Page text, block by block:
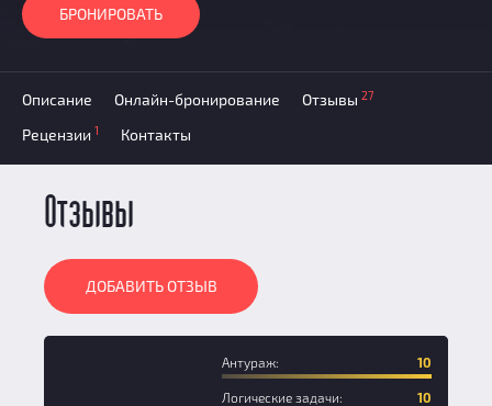
БРОНИРОВАТЬ
Описание Онлайн-бронирование Отзывы 27
Рецензии 1 Контакты
Отзывы
ДОБАВИТЬ ОТЗЫВ
Антураж: 10
Логические задачи: 10